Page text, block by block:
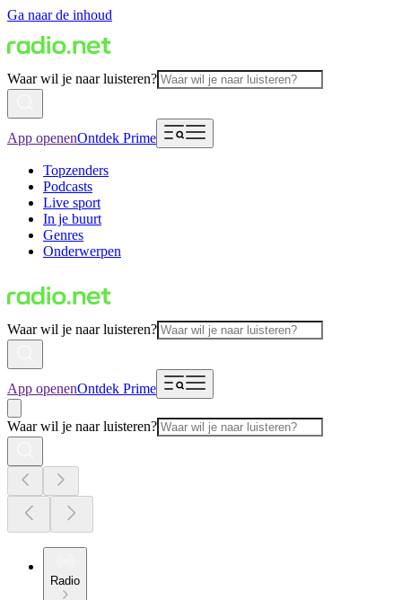
Ga naar de inhoud
Waar wil je naar luisteren?
App openenOntdek Prime
Topzenders
Podcasts
Live sport
In je buurt
Genres
Onderwerpen
Waar wil je naar luisteren?
App openenOntdek Prime
Waar wil je naar luisteren?
Radio